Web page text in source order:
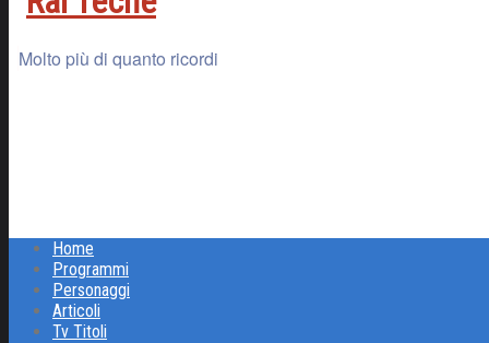
Molto più di quanto ricordi
Home
Programmi
Personaggi
Articoli
Tv Titoli